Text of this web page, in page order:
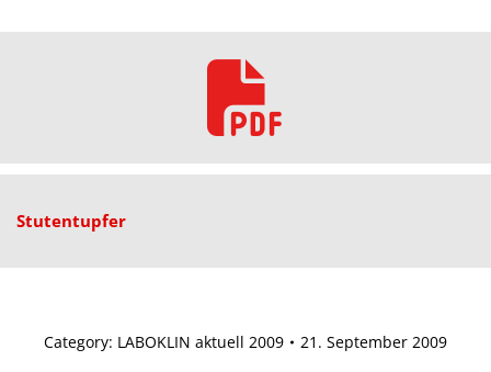
Stutentupfer
Category: LABOKLIN aktuell 2009 21. September 2009